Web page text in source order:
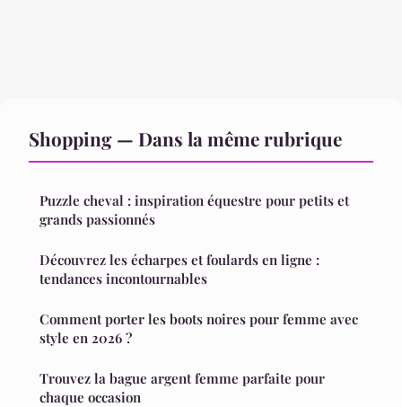
Shopping — Dans la même rubrique
Puzzle cheval : inspiration équestre pour petits et
grands passionnés
Découvrez les écharpes et foulards en ligne :
tendances incontournables
Comment porter les boots noires pour femme avec
style en 2026 ?
Trouvez la bague argent femme parfaite pour
chaque occasion